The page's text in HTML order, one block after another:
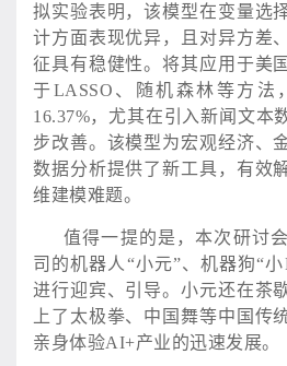
拟实验表明，该模型在变量选
计方面表现优异，且对异方差
征具有稳健性。将其应用于美
于LASSO、随机森林等方法
16.37%，尤其在引入新闻文本
步改善。该模型为宏观经济、
数据分析提供了新工具，有效
维建模难题。
值得一提的是，本次研讨
司的机器人 “小元”、机器狗“
进行迎宾、引导。小元还在茶
上了太极拳、中国舞等中国传
亲身体验AI+产业的迅速发展。